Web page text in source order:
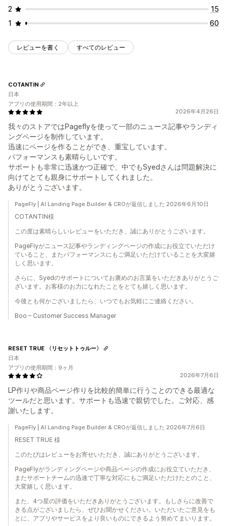
2
15
1
60
レビューを書く すべてのレビュー
2026年4月26日
我々のストアではPageflyを使って一部のニュース記事やランディ
ングページを制作しています。
迅速にページを作ることができ、重宝しています。
パフォーマンスも素晴らしいです。
サポートも非常に迅速かつ正確で、中でもSyedさんは問題解決に
向けてとても親身にサポートしてくれました。
ありがとうございます。
COTANTIN
日本
アプリの使用期間：2年以上
PageFly | AI Landing Page Builder & CROが返信しました 2026年6月10日
COTANTIN様
この度は素晴らしいレビューをいただき、誠にありがとうございます。
PageFlyがニュース記事やランディングページの作成にお役立ていただけ
ていること、またパフォーマンスにもご満足いただけていることを大変嬉
しく思います。
さらに、Syedのサポートについてお褒めのお言葉をいただきありがとうご
ざいます。お客様のお力になれたことをとても嬉しく思います。
今後とも何かございましたら、いつでもお気軽にご連絡ください。
Boo – Customer Success Manager
2026年7月6日
LP作りや商品ページ作りを比較的簡単に行うことのできる最適な
ツールだと思います。サポートも迅速で親切でした。ご対応、感
謝いたします。
RESET TRUE 〈リセットトゥルー〉
日本
アプリの使用期間：9ヶ月
PageFly | AI Landing Page Builder & CROが返信しました 2026年7月6日
RESET TRUE 様
このたびはレビューをお寄せいただき、誠にありがとうございます。
PageFlyがランディングページや商品ページの作成にお役立ていただき、
またサポートチームの迅速で丁寧な対応にもご満足いただけたとのこと、
大変嬉しく思います。
また、4つ星の評価をいただきありがとうございます。もしさらに改善で
きる点がございましたら、ぜひお聞かせください。いただいたご意見をも
とに、アプリやサービスをより良いものにできるよう努めてまいります。